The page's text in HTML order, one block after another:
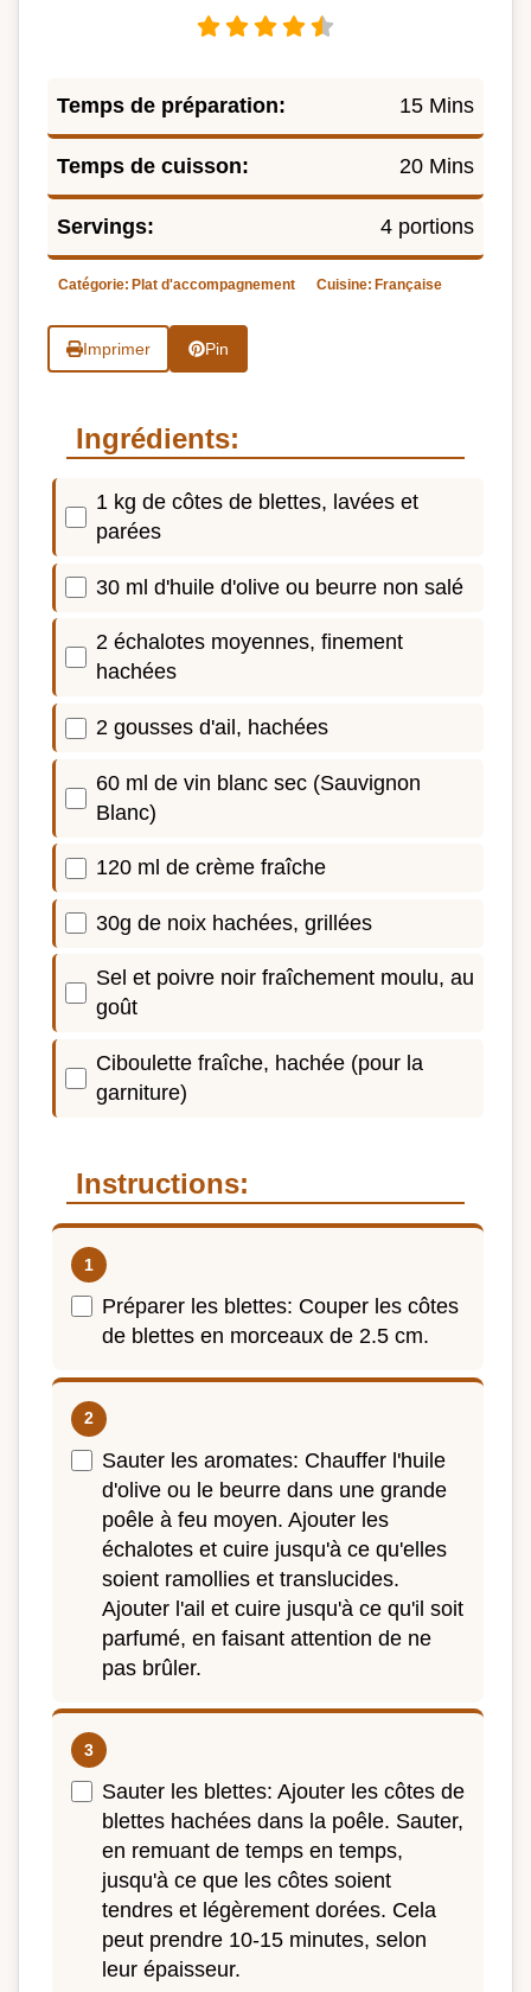
Temps de préparation: 15 Mins
Temps de cuisson: 20 Mins
Servings: 4 portions
Catégorie: Plat d'accompagnement Cuisine: Française
Imprimer Pin
Ingrédients:
1 kg de côtes de blettes, lavées et
parées
30 ml d'huile d'olive ou beurre non salé
2 échalotes moyennes, finement
hachées
2 gousses d'ail, hachées
60 ml de vin blanc sec (Sauvignon
Blanc)
120 ml de crème fraîche
30g de noix hachées, grillées
Sel et poivre noir fraîchement moulu, au
goût
Ciboulette fraîche, hachée (pour la
garniture)
Instructions:
Préparer les blettes: Couper les côtes
de blettes en morceaux de 2.5 cm.
Sauter les aromates: Chauffer l'huile
d'olive ou le beurre dans une grande
poêle à feu moyen. Ajouter les
échalotes et cuire jusqu'à ce qu'elles
soient ramollies et translucides.
Ajouter l'ail et cuire jusqu'à ce qu'il soit
parfumé, en faisant attention de ne
pas brûler.
Sauter les blettes: Ajouter les côtes de
blettes hachées dans la poêle. Sauter,
en remuant de temps en temps,
jusqu'à ce que les côtes soient
tendres et légèrement dorées. Cela
peut prendre 10-15 minutes, selon
leur épaisseur.